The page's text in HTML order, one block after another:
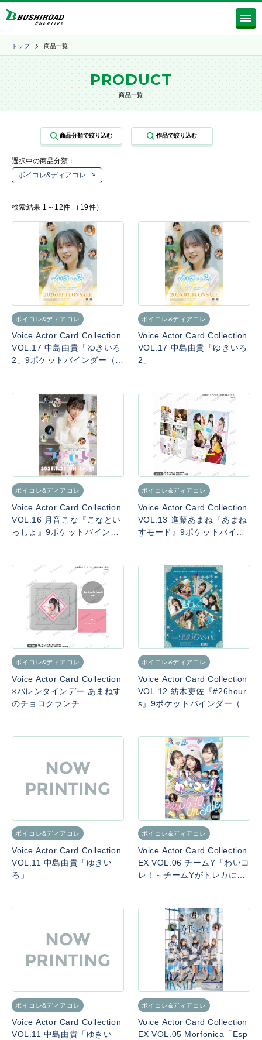
トップ 商品一覧
PRODUCT
商品一覧
選択中の商品分類：
ボイコレ&ディアコレ
×
検索結果 1～12件 （19件）
ボイコレ&ディアコレ
Voice Actor Card Collection
VOL.17 中島由貴「ゆきいろ
2」9ポケットバインダー（S
ボイコレ&ディアコレ
Voice Actor Card Collection
VOL.17 中島由貴「ゆきいろ
2」
ボイコレ&ディアコレ
Voice Actor Card Collection
VOL.16 月音こな『こなとい
っしょ』9ポケットバインダ
ボイコレ&ディアコレ
Voice Actor Card Collection
VOL.13 進藤あまね『あまね
すモード』9ポケットバイン
ボイコレ&ディアコレ
Voice Actor Card Collection
×バレンタインデー あまねす
のチョコクランチ
ボイコレ&ディアコレ
Voice Actor Card Collection
VOL.12 紡木吏佐『#26hour
s』9ポケットバインダー（S
ボイコレ&ディアコレ
Voice Actor Card Collection
VOL.11 中島由貴「ゆきい
ろ」
ボイコレ&ディアコレ
Voice Actor Card Collection
EX VOL.06 チームY「わいコ
レ！～チームYがトレカにな
ボイコレ&ディアコレ
Voice Actor Card Collection
VOL.11 中島由貴「ゆきい
ボイコレ&ディアコレ
Voice Actor Card Collection
EX VOL.05 Morfonica「Esp